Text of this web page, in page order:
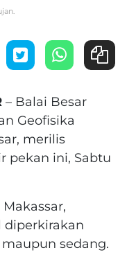
– Balai Besar
Geofisika
merilis
pekan ini, Sabtu
diperkirakan
sedang.